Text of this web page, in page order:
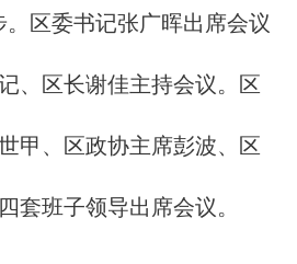
。区委书记张广晖出席会议
、区长谢佳主持会议。区
甲、区政协主席彭波、区
套班子领导出席会议。